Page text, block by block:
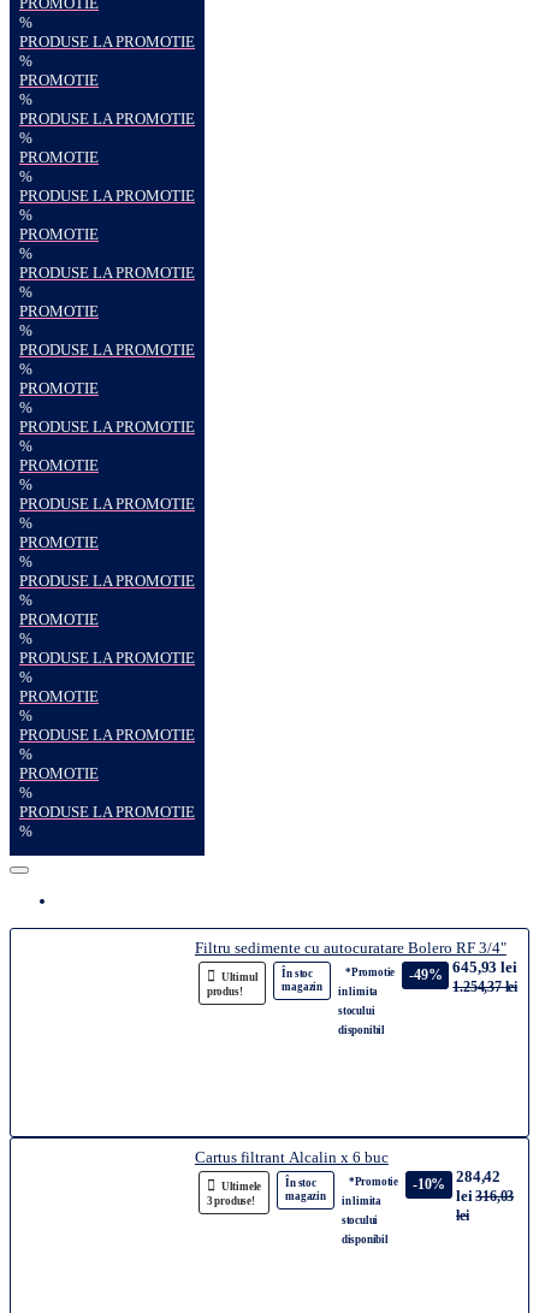
%
PRODUSE LA PROMOTIE
%
PROMOTIE
%
PRODUSE LA PROMOTIE
%
PROMOTIE
%
PRODUSE LA PROMOTIE
%
PROMOTIE
%
PRODUSE LA PROMOTIE
%
PROMOTIE
%
PRODUSE LA PROMOTIE
%
PROMOTIE
%
PRODUSE LA PROMOTIE
%
PROMOTIE
%
PRODUSE LA PROMOTIE
%
PROMOTIE
%
PRODUSE LA PROMOTIE
%
PROMOTIE
%
PRODUSE LA PROMOTIE
%
PROMOTIE
%
PRODUSE LA PROMOTIE
%
PROMOTIE
%
PRODUSE LA PROMOTIE
%
Filtru sedimente cu autocuratare Bolero RF 3/4"
Ultimul
produs!
În stoc
magazin
*Promotie
in limita
stocului
disponibil
-49% 645,93 lei
1.254,37 lei
Cartus filtrant Alcalin x 6 buc
Ultimele
3 produse!
În stoc
magazin
*Promotie
in limita
stocului
disponibil
-10%
284,42
lei 316,03
lei